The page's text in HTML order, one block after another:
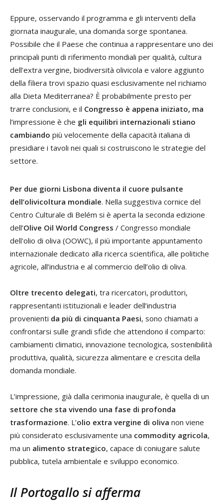
Eppure, osservando il programma e gli interventi della
giornata inaugurale, una domanda sorge spontanea.
Possibile che il Paese che continua a rappresentare uno dei
principali punti di riferimento mondiali per qualità, cultura
dell’extra vergine, biodiversità olivicola e valore aggiunto
della filiera trovi spazio quasi esclusivamente nel richiamo
alla Dieta Mediterranea? È probabilmente presto per
trarre conclusioni, e il Congresso è appena iniziato, ma
l’impressione è che gli equilibri internazionali stiano
cambiando più velocemente della capacità italiana di
presidiare i tavoli nei quali si costruiscono le strategie del
settore.
Per due giorni Lisbona diventa il cuore pulsante
dell’olivicoltura mondiale. Nella suggestiva cornice del
Centro Culturale di Belém si è aperta la seconda edizione
dell’Olive Oil World Congress / Congresso mondiale
dell'olio di oliva (OOWC), il più importante appuntamento
internazionale dedicato alla ricerca scientifica, alle politiche
agricole, all’industria e al commercio dell’olio di oliva.
Oltre trecento delegati, tra ricercatori, produttori,
rappresentanti istituzionali e leader dell’industria
provenienti da più di cinquanta Paesi, sono chiamati a
confrontarsi sulle grandi sfide che attendono il comparto:
cambiamenti climatici, innovazione tecnologica, sostenibilità
produttiva, qualità, sicurezza alimentare e crescita della
domanda mondiale.
L’impressione, già dalla cerimonia inaugurale, è quella di un
settore che sta vivendo una fase di profonda
trasformazione. L’olio extra vergine di oliva non viene
più considerato esclusivamente una commodity agricola,
ma un alimento strategico, capace di coniugare salute
pubblica, tutela ambientale e sviluppo economico.
Il Portogallo si afferma